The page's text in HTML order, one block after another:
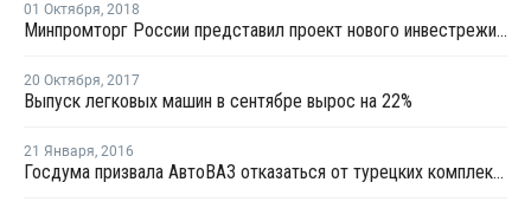
01 Октября, 2018
Минпромторг России представил проект нового инвестрежима для автопрома
20 Октября, 2017
Выпуск легковых машин в сентябре вырос на 22%
21 Января, 2016
Госдума призвала АвтоВАЗ отказаться от турецких комплектующих